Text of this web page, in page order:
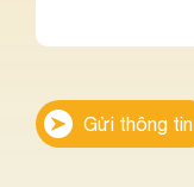
Gửi thông tin